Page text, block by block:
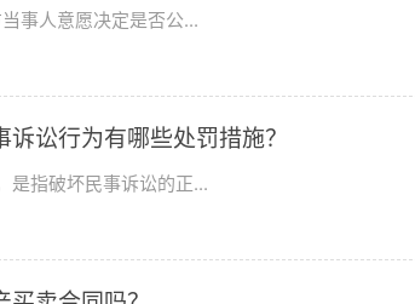
事人意愿决定是否公...
讼行为有哪些处罚措施？
是指破坏民事诉讼的正...